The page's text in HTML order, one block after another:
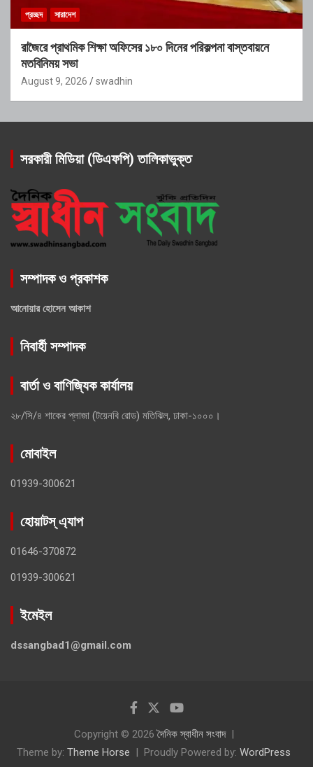
প্রচ্ছদ সারাদেশ
রাজৈরে প্রাথমিক শিক্ষা অফিসের ১৮০ দিনের পরিকল্পনা বাস্তবায়নে
মতবিনিময় সভা
August 9, 2026 swadhin
সরকারী মিডিয়া (ডিএফপি) তালিকাভুক্ত
সম্পাদক ও প্রকাশক
আনোয়ার হোসেন আকাশ
নিবার্হী সম্পাদক
বার্তা ও বাণিজ্যিক কার্যালয়
২৮/সি/৪ শাকের প্লাজা (টয়েনবি রোড) মতিঝিল, ঢাকা-১০০০।
মোবাইল
01939-300621
হোয়াটস্ এ্যাপ
01646-370872
01939-300621
ইমেইল
dssangbad1@gmail.com
Copyright © 2026দৈনিক স্বাধীন সংবাদ
Theme by: Theme Horse Proudly Powered by: WordPress